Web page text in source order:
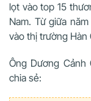
lọt vào top 15
Nam. Từ giữa
vào thị trường Hàn
Ông Dương Cảnh
chia sẻ: